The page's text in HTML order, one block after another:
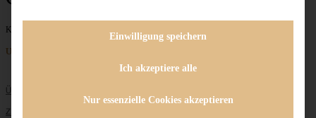
Keine Beiträge gefunden
Unternehmen
ÜBER MICH
ZUSAMMENARBEIT
Einwilligung speichern
Ich akzeptiere alle
Nur essenzielle Cookies akzeptieren